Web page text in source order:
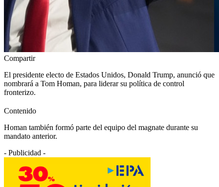
Compartir
El presidente electo de Estados Unidos, Donald Trump, anunció que
nombrará a Tom Homan, para liderar su política de control
fronterizo.
Contenido
Homan también formó parte del equipo del magnate durante su
mandato anterior.
- Publicidad -